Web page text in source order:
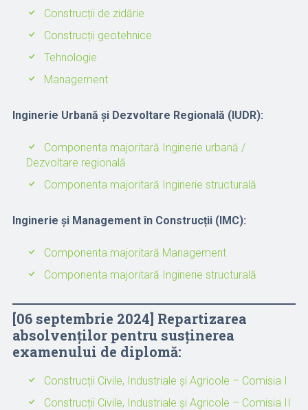
Construcții de zidărie
Construcții geotehnice
Tehnologie
Management
Inginerie Urbană și Dezvoltare Regională (IUDR):
Componenta majoritară Inginerie urbană /
Dezvoltare regională
Componenta majoritară Inginerie structurală
Inginerie și Management în Construcții (IMC):
Componenta majoritară Management
Componenta majoritară Inginerie structurală
[06 septembrie 2024] Repartizarea
absolvenților pentru susținerea
examenului de diplomă:
Construcții Civile, Industriale și Agricole – Comisia I
Construcții Civile, Industriale și Agricole – Comisia II